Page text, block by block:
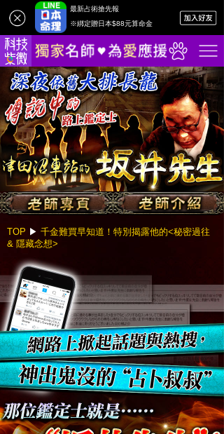
最新占術搶先報
※綁定贈日本$88元算命金
TOP ▶︎ 千金難買早知道！特別揭露他的<秘密過往
& 隱藏念想>